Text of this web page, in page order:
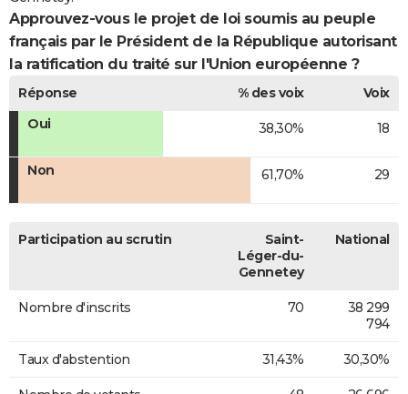
Approuvez-vous le projet de loi soumis au peuple
français par le Président de la République autorisant
la ratification du traité sur l'Union européenne ?
Réponse % des voix
Voix
Oui
38,30% 18
Non 61,70% 29
Participation au scrutin
Saint-
Léger-du-
Gennetey
National
Nombre d'inscrits 70
38 299
794
Taux d'abstention 31,43% 30,30%